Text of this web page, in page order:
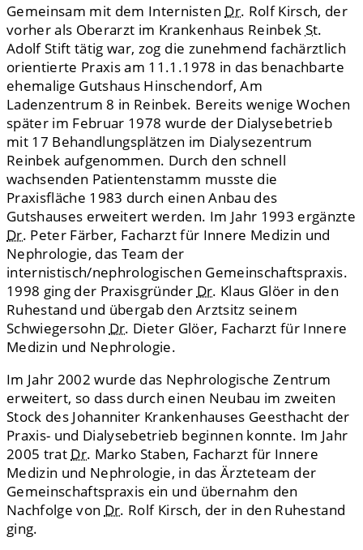
Gemeinsam mit dem Internisten Dr. Rolf Kirsch, der
vorher als Oberarzt im Krankenhaus Reinbek St.
Adolf Stift tätig war, zog die zunehmend fachärztlich
orientierte Praxis am 11.1.1978 in das benachbarte
ehemalige Gutshaus Hinschendorf, Am
Ladenzentrum 8 in Reinbek. Bereits wenige Wochen
später im Februar 1978 wurde der Dialysebetrieb
mit 17 Behandlungsplätzen im Dialysezentrum
Reinbek aufgenommen. Durch den schnell
wachsenden Patientenstamm musste die
Praxisfläche 1983 durch einen Anbau des
Gutshauses erweitert werden. Im Jahr 1993 ergänzte
Dr. Peter Färber, Facharzt für Innere Medizin und
Nephrologie, das Team der
internistisch/nephrologischen Gemeinschaftspraxis.
1998 ging der Praxisgründer Dr. Klaus Glöer in den
Ruhestand und übergab den Arztsitz seinem
Schwiegersohn Dr. Dieter Glöer, Facharzt für Innere
Medizin und Nephrologie.
Im Jahr 2002 wurde das Nephrologische Zentrum
erweitert, so dass durch einen Neubau im zweiten
Stock des Johanniter Krankenhauses Geesthacht der
Praxis- und Dialysebetrieb beginnen konnte. Im Jahr
2005 trat Dr. Marko Staben, Facharzt für Innere
Medizin und Nephrologie, in das Ärzteteam der
Gemeinschaftspraxis ein und übernahm den
Nachfolge von Dr. Rolf Kirsch, der in den Ruhestand
ging.